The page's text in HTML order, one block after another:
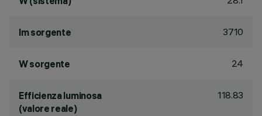
lm sorgente 3710
W sorgente 24
Efficienza luminosa
(valore reale)
118.83